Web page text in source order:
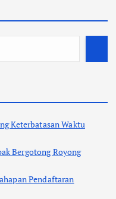
Keterbatasan Waktu
Bergotong Royong
Pendaftaran